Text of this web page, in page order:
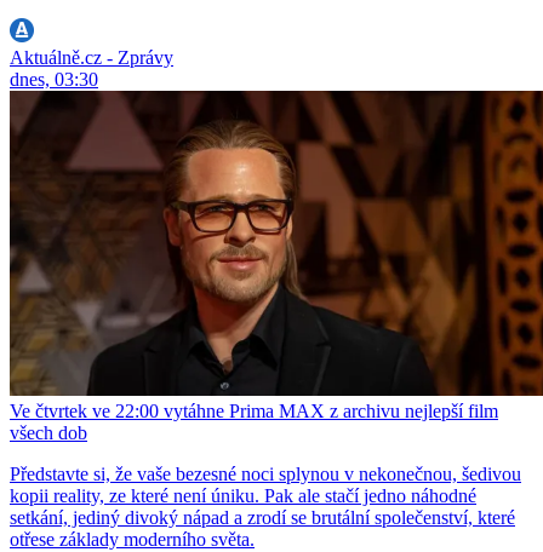
Aktuálně.cz - Zprávy
dnes, 03:30
Ve čtvrtek ve 22:00 vytáhne Prima MAX z archivu nejlepší film
všech dob
Představte si, že vaše bezesné noci splynou v nekonečnou, šedivou
kopii reality, ze které není úniku. Pak ale stačí jedno náhodné
setkání, jediný divoký nápad a zrodí se brutální společenství, které
otřese základy moderního světa.